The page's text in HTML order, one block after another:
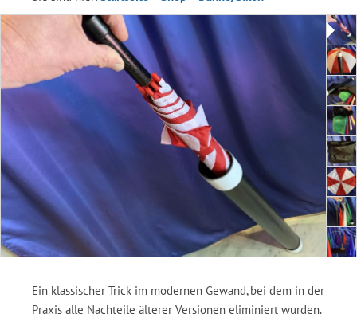
Ein klassischer Trick im modernen Gewand, bei dem in der
Praxis alle Nachteile älterer Versionen eliminiert wurden.